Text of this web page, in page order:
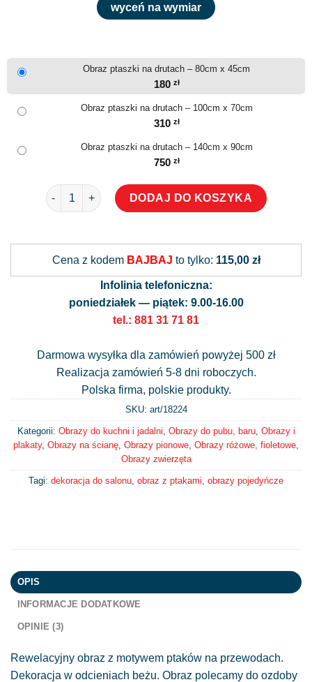
wyceń na wymiar
Obraz ptaszki na drutach – 80cm x 45cm
180 zł
Obraz ptaszki na drutach – 100cm x 70cm
310 zł
Obraz ptaszki na drutach – 140cm x 90cm
750 zł
ilość Obraz ptaszki na drutach
DODAJ DO KOSZYKA
Cena z kodem BAJBAJ to tylko: 115,00 zł
Infolinia telefoniczna:
poniedziałek — piątek: 9.00-16.00
tel.: 881 31 71 81
Darmowa wysyłka dla zamówień powyżej 500 zł
Realizacja zamówień 5-8 dni roboczych.
Polska firma, polskie produkty.
SKU: art/18224
Kategorii: Obrazy do kuchni i jadalni Obrazy do pubu, baru, Obrazy i
plakaty, Obrazy na ścianę Obrazy pionowe Obrazy różowe, fioletowe
Obrazy zwierzęta
Tagi: dekoracja do salonu obraz z ptakami obrazy pojedyńcze
OPIS
INFORMACJE DODATKOWE
OPINIE (3)
Rewelacyjny obraz z motywem ptaków na przewodach.
Dekoracja w odcieniach beżu. Obraz polecamy do ozdoby